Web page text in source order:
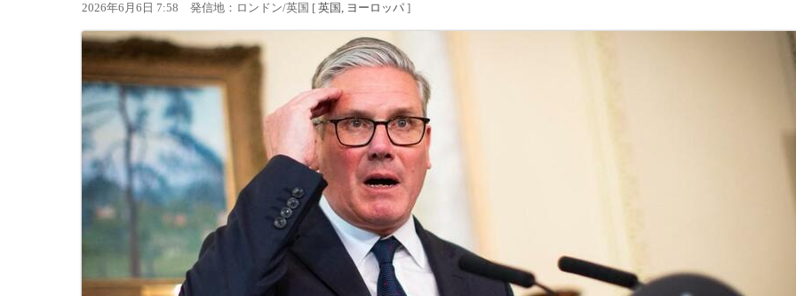
2026年6月6日 7:58 発信地：ロンドン/英国 [ 英国 ヨーロッパ ]